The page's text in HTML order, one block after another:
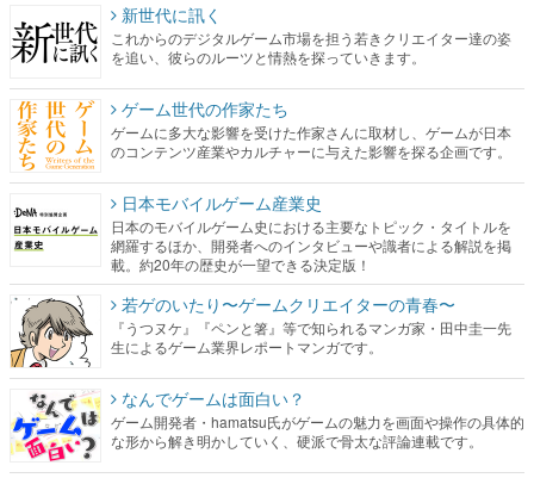
新世代に訊く
これからのデジタルゲーム市場を担う若きクリエイター達の姿
を追い、彼らのルーツと情熱を探っていきます。
ゲーム世代の作家たち
ゲームに多大な影響を受けた作家さんに取材し、ゲームが日本
のコンテンツ産業やカルチャーに与えた影響を探る企画です。
日本モバイルゲーム産業史
日本のモバイルゲーム史における主要なトピック・タイトルを
網羅するほか、開発者へのインタビューや識者による解説を掲
載。約20年の歴史が一望できる決定版！
若ゲのいたり〜ゲームクリエイターの青春〜
『うつヌケ』『ペンと箸』等で知られるマンガ家・田中圭一先
生によるゲーム業界レポートマンガです。
なんでゲームは面白い？
ゲーム開発者・hamatsu氏がゲームの魅力を画面や操作の具体的
な形から解き明かしていく、硬派で骨太な評論連載です。